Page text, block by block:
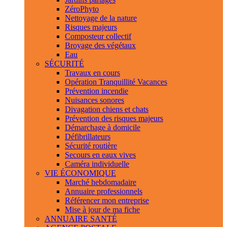
ZéroPhyto
Nettoyage de la nature
Risques majeurs
Composteur collectif
Broyage des végétaux
Eau
SÉCURITÉ
Travaux en cours
Opération Tranquillité Vacances
Prévention incendie
Nuisances sonores
Divagation chiens et chats
Prévention des risques majeurs
Démarchage à domicile
Défibrillateurs
Sécurité routière
Secours en eaux vives
Caméra individuelle
VIE ÉCONOMIQUE
Marché hebdomadaire
Annuaire professionnels
Référencer mon entreprise
Mise à jour de ma fiche
ANNUAIRE SANTÉ